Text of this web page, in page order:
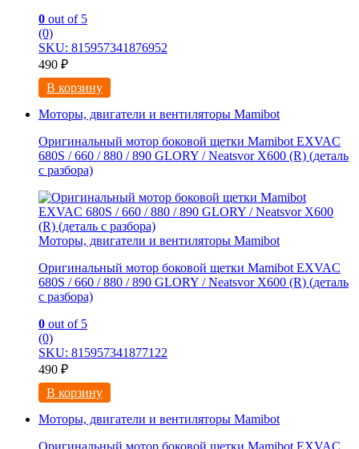
0 out of 5
(0)
SKU: 815957341876952
490 ₽
В корзину
Моторы, двигатели и вентиляторы Mamibot
Оригинальный мотор боковой щетки Mamibot EXVAC
680S / 660 / 880 / 890 GLORY / Neatsvor X600 (R) (деталь
с разбора)
Моторы, двигатели и вентиляторы Mamibot
Оригинальный мотор боковой щетки Mamibot EXVAC
680S / 660 / 880 / 890 GLORY / Neatsvor X600 (R) (деталь
с разбора)
0 out of 5
(0)
SKU: 815957341877122
490 ₽
В корзину
Моторы, двигатели и вентиляторы Mamibot
Оригинальный мотор боковой щетки Mamibot EXVAC